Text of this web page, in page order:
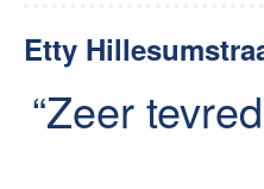
Etty
Zeer